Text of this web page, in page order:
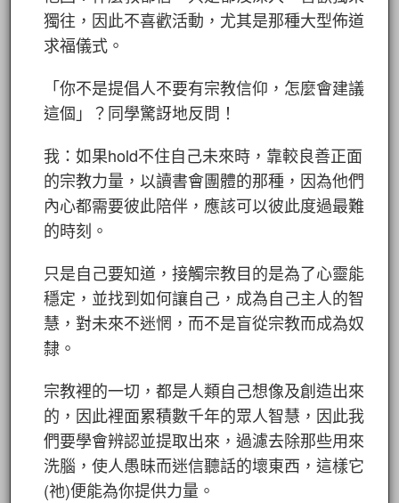
獨往，因此不喜歡活動，尤其是那種大型佈道
求福儀式。
「你不是提倡人不要有宗教信仰，怎麼會建議
這個」？同學驚訝地反問！
我：如果hold不住自己未來時，靠較良善正面
的宗教力量，以讀書會團體的那種，因為他們
內心都需要彼此陪伴，應該可以彼此度過最難
的時刻。
只是自己要知道，接觸宗教目的是為了心靈能
穩定，並找到如何讓自己，成為自己主人的智
慧，對未來不迷惘，而不是盲從宗教而成為奴
隸。
宗教裡的一切，都是人類自己想像及創造出來
的，因此裡面累積數千年的眾人智慧，因此我
們要學會辨認並提取出來，過濾去除那些用來
洗腦，使人愚昧而迷信聽話的壞東西，這樣它
(祂)便能為你提供力量。